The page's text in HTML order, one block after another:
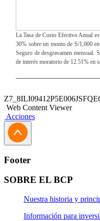
La Tasa de Costo Efectivo Anual
30% sobre un monto de S/1,000
Seguro de desgravamen mensual.
de interés moratorio de 12.51% en
Web Content Viewer
Acciones
Footer
SOBRE EL BCP
Nuestra historia y
Información para